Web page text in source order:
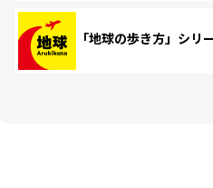
「地球の歩き方」シリ